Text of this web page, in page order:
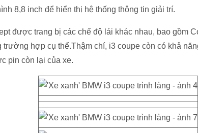
8,8 inch để hiển thị hệ thống thông tin giải trí.
được trang bị các chế độ lái khác nhau, bao gồm
trường hợp cụ thể.Thậm chí, i3 coupe còn có khả
pin còn lại của xe.